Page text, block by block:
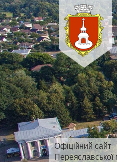
Офіційний сайт
Переяславської